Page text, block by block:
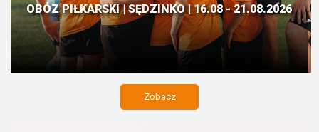
OBÓZ PIŁKARSKI | SĘDZINKO | 16.08 - 21.08.2026
Zobacz